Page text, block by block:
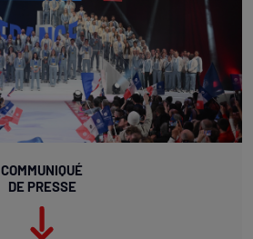
COMMUNIQUÉ
DE PRESSE